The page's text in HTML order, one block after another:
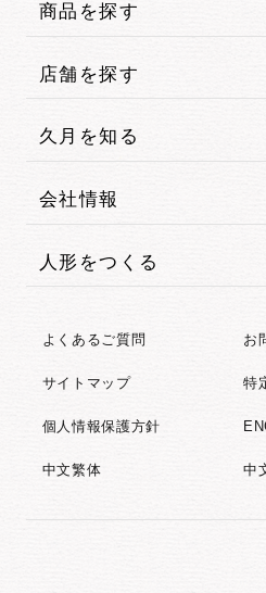
商品を探す
店舗を探す
久月を知る
会社情報
人形をつくる
よくあるご質問 お
サイトマップ 特
個人情報保護方針
中文繁体 中